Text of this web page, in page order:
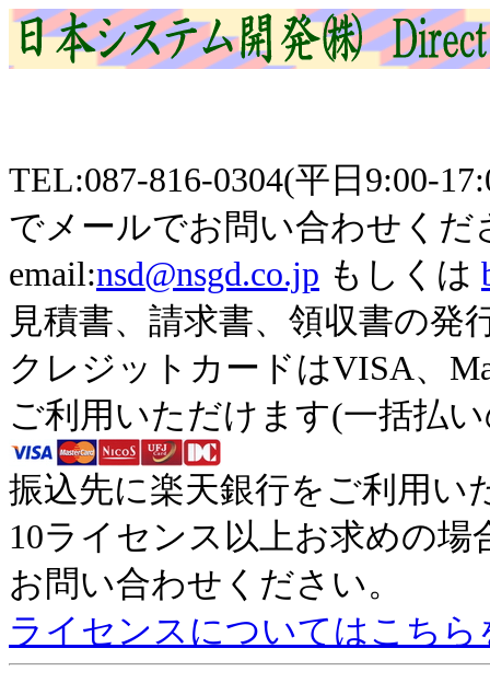
TEL:087-816-0304(平日9:00-
でメールでお問い合わせくだ
email:nsd@nsgd.co.jp もしくは
見積書、請求書、領収書の
クレジットカードはVISA、
ご利用いただけます(一括払
振込先に楽天銀行をご利用い
10ライセンス以上お求めの
お問い合わせください。
ライセンスについてはこち